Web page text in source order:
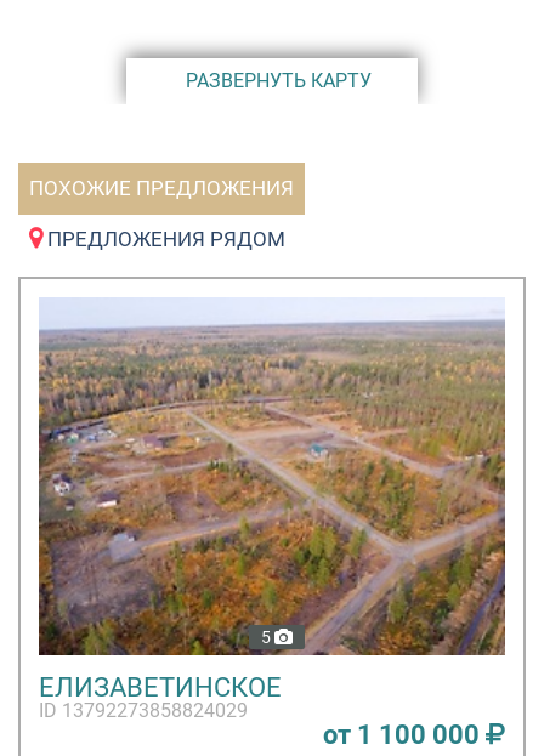
признан Ассоциацией загородной недвижимости
лучшим девелоперским проектом 2009 года и лучшим
коттеджным поселком для загородного отдыха 2010 г.
РАЗВЕРНУТЬ КАРТУ
ПОХОЖИЕ ПРЕДЛОЖЕНИЯ
ПРЕДЛОЖЕНИЯ РЯДОМ
5
ЕЛИЗАВЕТИНСКОЕ
ID 13792273858824029
от 1 100 000